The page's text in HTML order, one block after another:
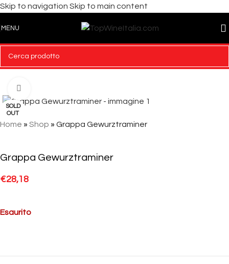
Skip to navigation Skip to main content
MENU
SOLD
OUT
Home » Shop » Grappa Gewurztraminer
Grappa Gewurztraminer
€28,18
Esaurito